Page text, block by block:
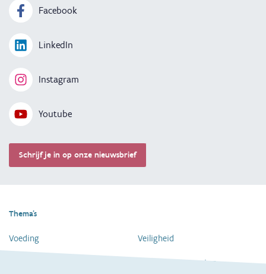
Facebook
LinkedIn
Instagram
Youtube
Schrijf je in op onze nieuwsbrief
Thema's
Voeding Veiligheid
Dagelijkse verzorging